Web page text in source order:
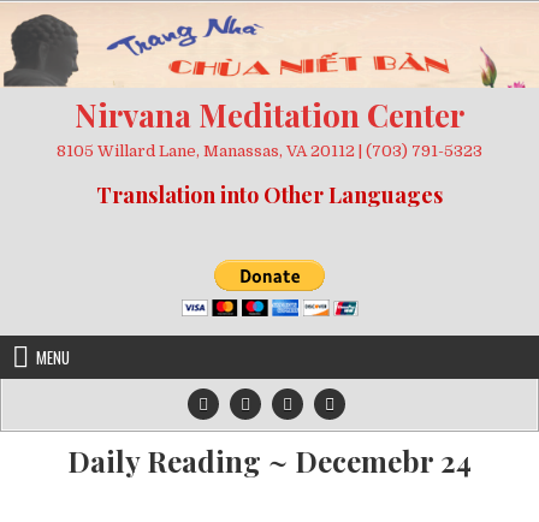
to
content
Nirvana Meditation Center
8105 Willard Lane, Manassas, VA 20112 | (703) 791-5323
Translation into Other Languages
MENU
Daily Reading ~ Decemebr 24